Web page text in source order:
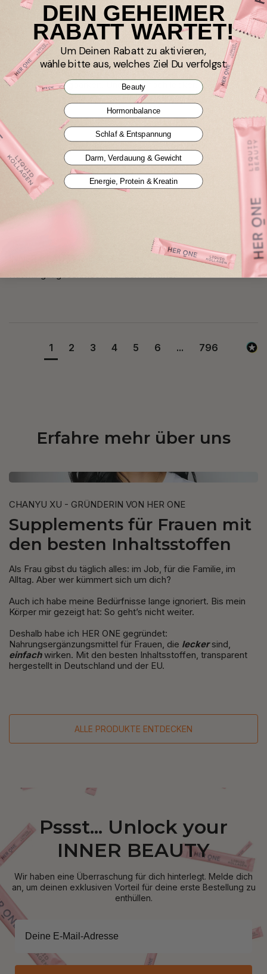
I recommend this product
LIQUID KOLLAGEN Spar-Abo Erdbeere / 30 Portionen
Einfach anzuwenden. Quasi to go.
Hohe Bioverfügbarkeit. Und auch noch lecker!
Verified Customer
Gerlinde
Ohlsdorf, AT
INNER BEAUTY All in One Spar-Abo Mango-Maracuja
1 2 3 4 5 6 ... 796
Erfahre mehr über uns
CHANYU XU - GRÜNDERIN VON HER ONE
Supplements für Frauen mit
den besten Inhaltsstoffen
Als Frau gibst du täglich alles: im Job, für die Familie, im
Alltag. Aber wer kümmert sich um dich?
Auch ich habe meine Bedürfnisse lange ignoriert. Bis mein
Körper mir gezeigt hat: So geht’s nicht weiter.
Deshalb habe ich HER ONE gegründet:
Nahrungsergänzungsmittel für Frauen, die leckersind,
einfachwirken. Mit den besten Inhaltsstoffen, transparent
hergestellt in Deutschland und der EU.
ALLE PRODUKTE ENTDECKEN
Pssst... Unlock your
INNER BEAUTY
Wir haben eine Überraschung für dich hinterlegt. Melde dich
an, um deinen exklusiven Vorteil für deine erste Bestellung zu
enthüllen.
DEIN GEHEIMER
RABATT WARTET!
Um Deinen Rabatt zu aktivieren,
wähle bitte aus, welches Ziel Du verfolgst:
Beauty
Hormonbalance
Schlaf & Entspannung
Darm, Verdauung & Gewicht
Energie, Protein & Kreatin